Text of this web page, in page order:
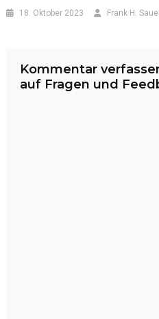
18. Oktober 2023 Frank H.
Kommentar
auf Fragen und